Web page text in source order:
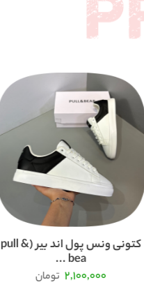
کتونی ونس پول اند بیر (pull &
bea ...
2,100,000 تومان